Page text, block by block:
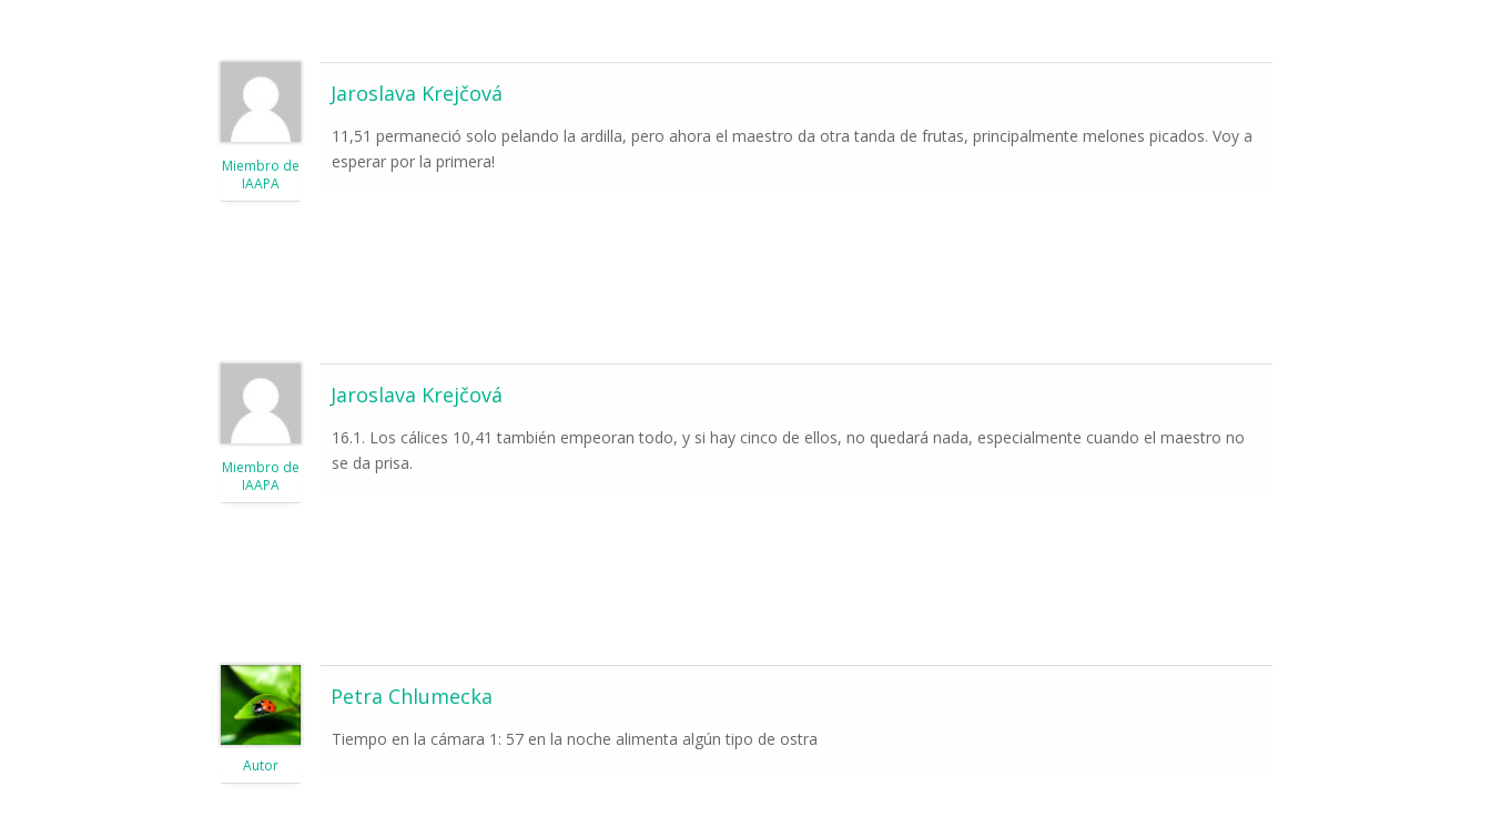
Miembro de
IAAPA
Jaroslava Krejčová
11,51 permaneció solo pelando la ardilla, pero ahora el maestro da otra tanda de frutas, principalmente melones picados. Voy a
esperar por la primera!
Miembro de
IAAPA
Jaroslava Krejčová
16.1. Los cálices 10,41 también empeoran todo, y si hay cinco de ellos, no quedará nada, especialmente cuando el maestro no
se da prisa.
Autor
Petra Chlumecka
Tiempo en la cámara 1: 57 en la noche alimenta algún tipo de ostra